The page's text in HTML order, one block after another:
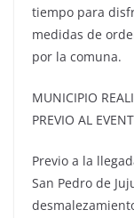
tiempo para
medidas de
por la comuna.
MUNICIPIO
PREVIO AL
Previo a la
San Pedro de